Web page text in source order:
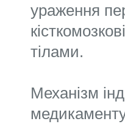
ураження
тілами.
Механізм